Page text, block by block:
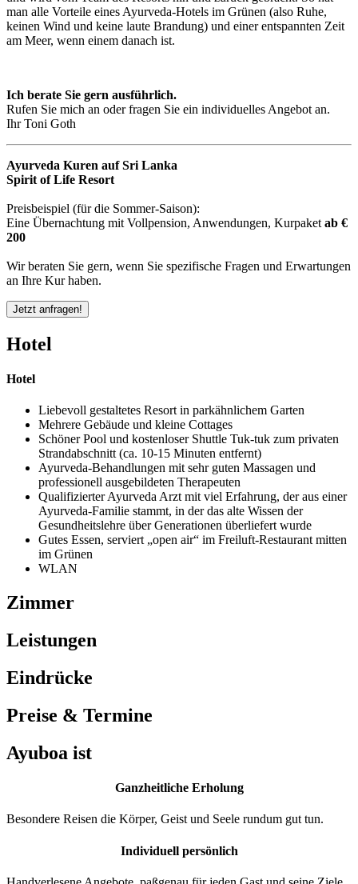
man alle Vorteile eines Ayurveda-Hotels im Grünen (also Ruhe,
keinen Wind und keine laute Brandung) und einer entspannten Zeit
am Meer, wenn einem danach ist.
Ich berate Sie gern ausführlich.
Rufen Sie mich an oder fragen Sie ein individuelles Angebot an.
Ihr Toni Goth
Ayurveda Kuren auf Sri Lanka
Spirit of Life Resort
Preisbeispiel (für die Sommer-Saison):
Eine Übernachtung mit Vollpension, Anwendungen, Kurpaket ab €
200
Wir beraten Sie gern, wenn Sie spezifische Fragen und Erwartungen
an Ihre Kur haben.
Jetzt anfragen!
Hotel
Hotel
Liebevoll gestaltetes Resort in parkähnlichem Garten
Mehrere Gebäude und kleine Cottages
Schöner Pool und kostenloser Shuttle Tuk-tuk zum privaten
Strandabschnitt (ca. 10-15 Minuten entfernt)
Ayurveda-Behandlungen mit sehr guten Massagen und
professionell ausgebildeten Therapeuten
Qualifizierter Ayurveda Arzt mit viel Erfahrung, der aus einer
Ayurveda-Familie stammt, in der das alte Wissen der
Gesundheitslehre über Generationen überliefert wurde
Gutes Essen, serviert „open air“ im Freiluft-Restaurant mitten
im Grünen
WLAN
Zimmer
Leistungen
Eindrücke
Preise & Termine
Ayuboa ist
Ganzheitliche Erholung
Besondere Reisen die Körper, Geist und Seele rundum gut tun.
Individuell persönlich